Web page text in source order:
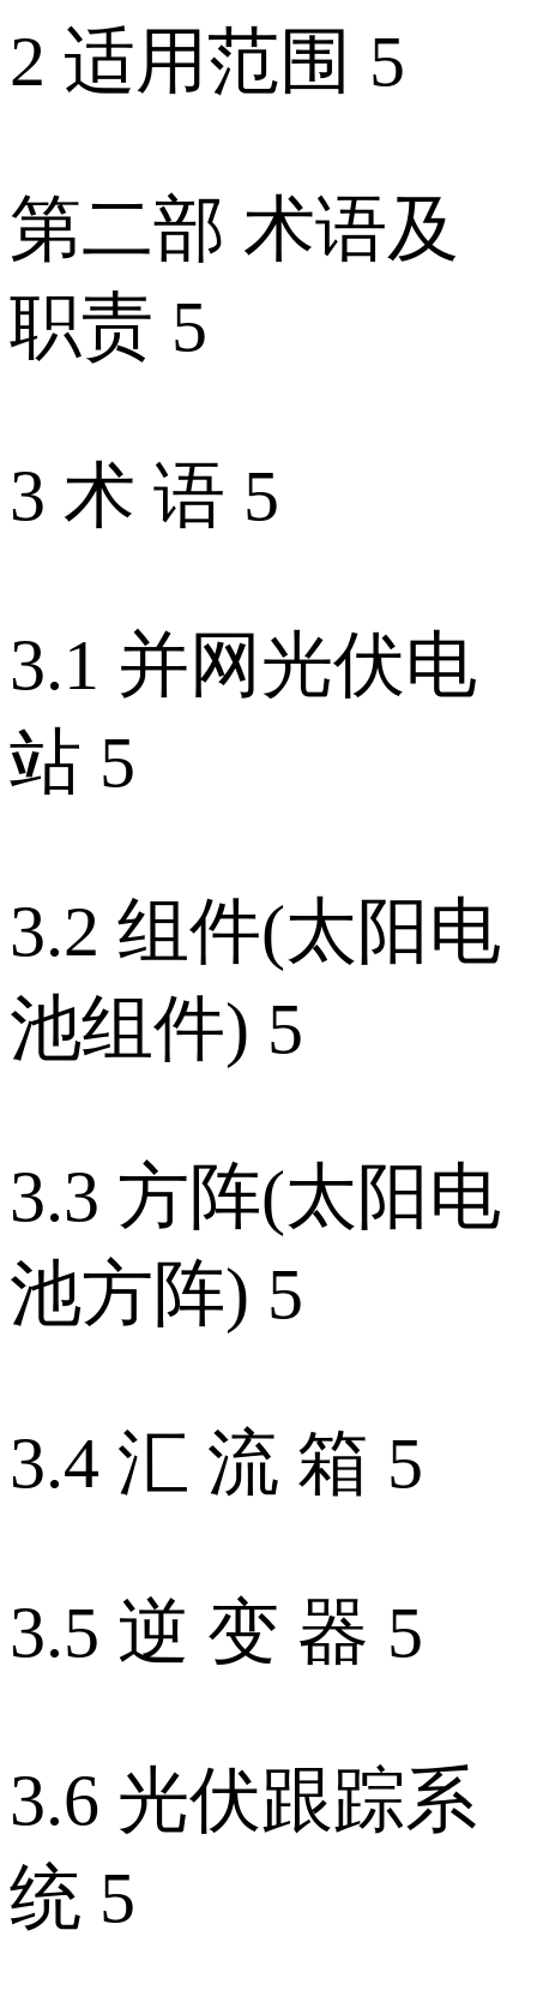
2 适用范围 5
第二部 术语及
职责 5
3 术 语 5
3.1 并网光伏电
站 5
3.2 组件(太阳电
池组件) 5
3.3 方阵(太阳电
池方阵) 5
3.4 汇 流 箱 5
3.5 逆 变 器 5
3.6 光伏跟踪系
统 5